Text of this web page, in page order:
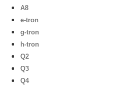
A8
e-tron
g-tron
h-tron
Q2
Q3
Q4